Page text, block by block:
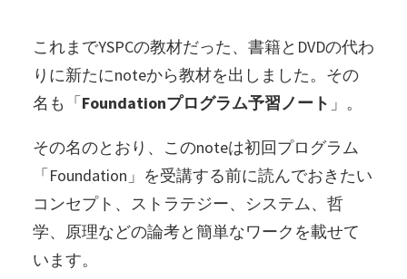
これまでYSPCの教材だった、書籍とDVDの代わ
りに新たにnoteから教材を出しました。その
名も「Foundationプログラム予習ノート 」。
その名のとおり、このnoteは初回プログラム
「Foundation」を受講する前に読んでおきたい
コンセプト、ストラテジー、システム、哲
学、原理などの論考と簡単なワークを載せて
います。